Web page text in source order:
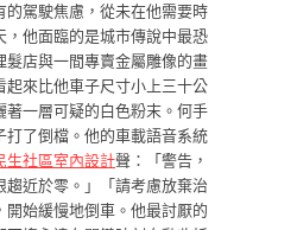
的駕駛焦慮，從未在他需要時
，他面臨的是城市傳說中最恐
髮店與一間專賣金屬雕像的畫
起來比他車子尺寸小上三十公
著一層可疑的白色粉末。何手
打了倒檔。他的車載語音系統
生社區室內設計聲：「警告，
近於零。」「請考慮放棄治
始緩慢地倒車。他最討厭的